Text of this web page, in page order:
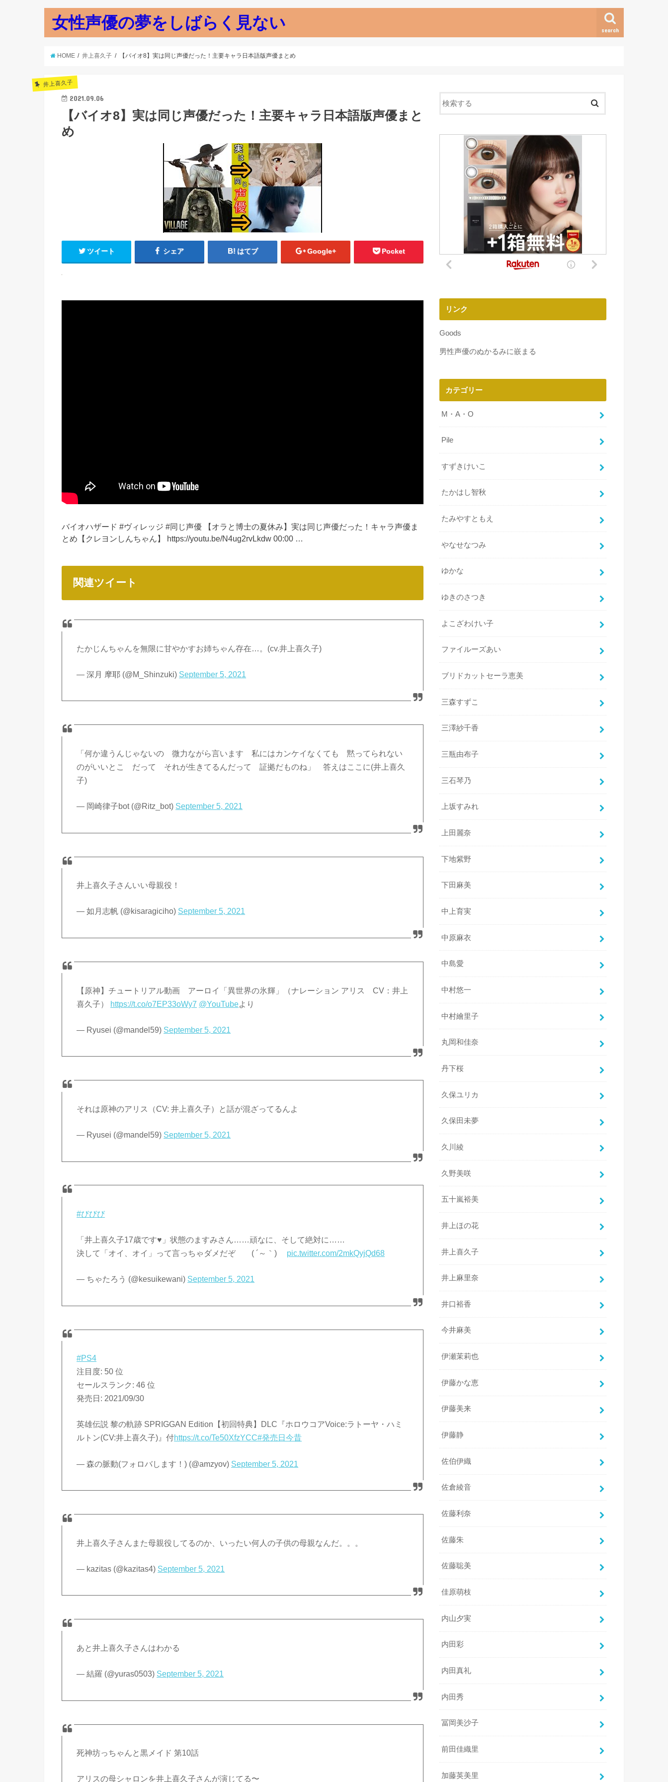
女性声優の夢をしばらく見ない search
HOME 井上喜久子 【バイオ8】実は同じ声優だった！主要キャラ日本語版声優まとめ
井上喜久子
2021.09.06
【バイオ8】実は同じ声優だった！主要キャラ日本語版声優まと
め
ツイート シェア はてブ Google+ Pocket
バイオハザード #ヴィレッジ #同じ声優 【オラと博士の夏休み】実は同じ声優だった！キャラ声優ま
とめ【クレヨンしんちゃん】 https://youtu.be/N4ug2rvLkdw 00:00 …
関連ツイート
たかじんちゃんを無限に甘やかすお姉ちゃん存在…。(cv.井上喜久子)
— 深月 摩耶 (@M_Shinzuki) September 5, 2021
「何か違うんじゃないの 微力ながら言います 私にはカンケイなくても 黙ってられない
のがいいとこ だって それが生きてるんだって 証拠だものね」 答えはここに(井上喜久
子)
— 岡崎律子bot (@Ritz_bot) September 5, 2021
井上喜久子さんいい母親役！
— 如月志帆 (@kisaragiciho) September 5, 2021
【原神】チュートリアル動画 アーロイ「異世界の氷輝」（ナレーション アリス CV：井上
喜久子）
https://t.co/o7EP33oWy7 @YouTubeより
— Ryusei (@mandel59) September 5, 2021
それは原神のアリス（CV: 井上喜久子）と話が混ざってるんよ
— Ryusei (@mandel59) September 5, 2021
#びびび
「井上喜久子17歳です♥」状態のますみさん……頑なに、そして絶対に……
決して「オイ、オイ」って言っちゃダメだぞ ( ´～｀)ゞ pic.twitter.com/2mkQyjQd68
— ちゃたろう (@kesuikewani) September 5, 2021
#PS4
注目度: 50 位
セールスランク: 46 位
発売日: 2021/09/30
英雄伝説 黎の軌跡 SPRIGGAN Edition【初回特典】DLC『ホロウコアVoice:ラトーヤ・ハミ
ルトン(CV:井上喜久子)』付https://t.co/Te50XfzYCC#発売日今昔
— 森の脈動(フォロバします！) (@amzyov) September 5, 2021
井上喜久子さんまた母親役してるのか、いったい何人の子供の母親なんだ。。。
— kazitas (@kazitas4) September 5, 2021
あと井上喜久子さんはわかる
— 結羅 (@yuras0503) September 5, 2021
死神坊っちゃんと黒メイド 第10話
アリスの母シャロンを井上喜久子さんが演じてる〜
リンク
Goods
男性声優のぬかるみに嵌まる
カテゴリー
M・A・O
Pile
すずきけいこ
たかはし智秋
たみやすともえ
やなせなつみ
ゆかな
ゆきのさつき
よこざわけい子
ファイルーズあい
ブリドカットセーラ恵美
三森すずこ
三澤紗千香
三瓶由布子
三石琴乃
上坂すみれ
上田麗奈
下地紫野
下田麻美
中上育実
中原麻衣
中島愛
中村悠一
中村繪里子
丸岡和佳奈
丹下桜
久保ユリカ
久保田未夢
久川綾
久野美咲
五十嵐裕美
井上ほの花
井上喜久子
井上麻里奈
井口裕香
今井麻美
伊瀬茉莉也
伊藤かな恵
伊藤美来
伊藤静
佐伯伊織
佐倉綾音
佐藤利奈
佐藤朱
佐藤聡美
佳原萌枝
内山夕実
内田彩
内田真礼
内田秀
冨岡美沙子
前田佳織里
加藤英美里